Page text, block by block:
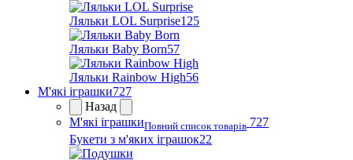
Ляльки LOL Surprise125
Ляльки Baby Born57
Ляльки Rainbow High56
М'які іграшки727
Назад
М'які іграшкиПовний список товарів 727
Букети з м'яких іграшок22